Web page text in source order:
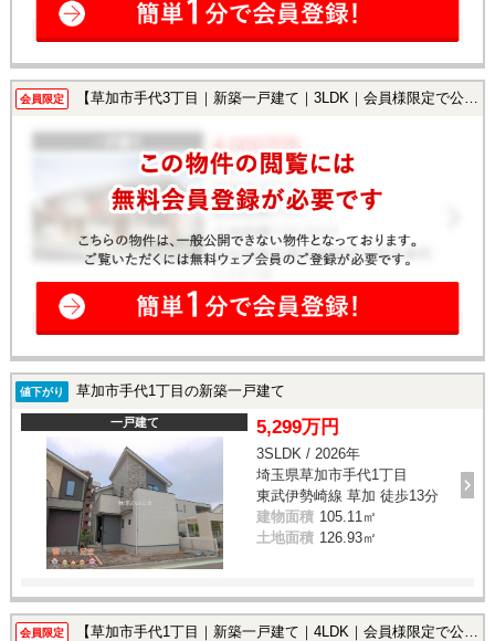
会員限定 【草加市手代3丁目｜新築一戸建て｜3LDK｜会員様限定で公開中！】
値下がり 草加市手代1丁目の新築一戸建て
一戸建て 5,299万円
3SLDK / 2026年
埼玉県草加市手代1丁目
東武伊勢崎線 草加 徒歩13分
建物面積 105.11㎡
土地面積 126.93㎡
会員限定 【草加市手代1丁目｜新築一戸建て｜4LDK｜会員様限定で公開中！】